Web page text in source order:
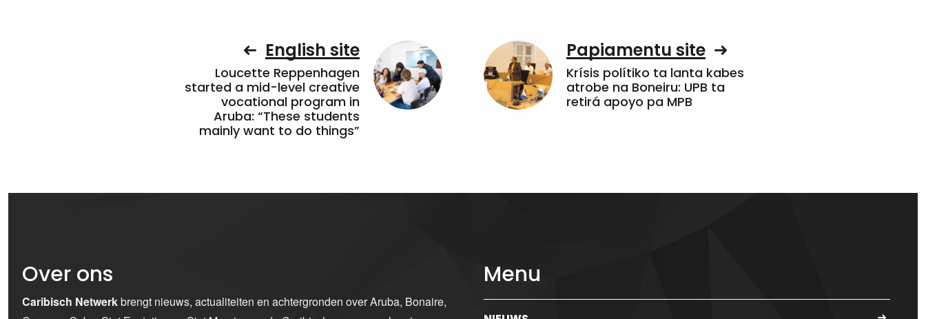
English site
Loucette Reppenhagen
started a mid-level creative
vocational program in
Aruba: “These students
mainly want to do things”
Papiamentu site
Krísis polítiko ta lanta kabes
atrobe na Boneiru: UPB ta
retirá apoyo pa MPB
Over ons
Caribisch Netwerkbrengt nieuws, actualiteiten en achtergronden over Aruba, Bonaire,
Menu